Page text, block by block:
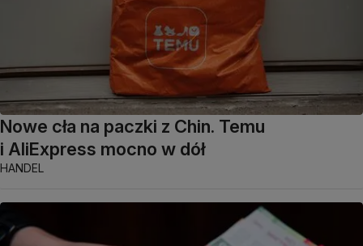
Nowe cła na paczki z Chin. Temu
i AliExpress mocno w dół
HANDEL